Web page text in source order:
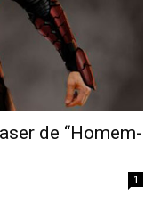
de “Homem-
1